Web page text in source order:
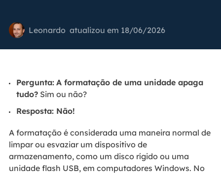
Leonardo atualizou em 18/06/2026
Pergunta: A formatação de uma unidade apaga
tudo?Sim ou não?
Resposta: Não!
A formatação é considerada uma maneira normal de
limpar ou esvaziar um dispositivo de
armazenamento, como um disco rígido ou uma
unidade flash USB, em computadores Windows. No